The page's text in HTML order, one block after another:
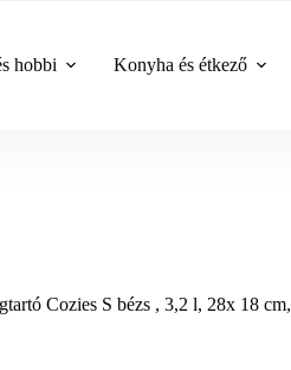
hobbi Konyha és étkező
Cozies S bézs , 3,2 l, 28x 18 cm,